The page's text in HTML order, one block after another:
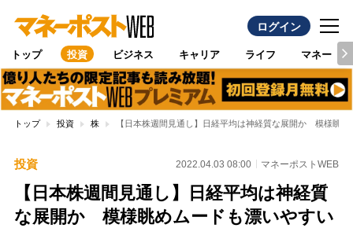
ログイン
トップ 投資 ビジネス キャリア ライフ マネー
トップ 投資 株 【日本株週間見通し】日経平均は神経質な展開か 模様眺め
投資 2022.04.03 08:00 マネーポストWEB
【日本株週間見通し】日経平均は神経質
な展開か 模様眺めムードも漂いやすい